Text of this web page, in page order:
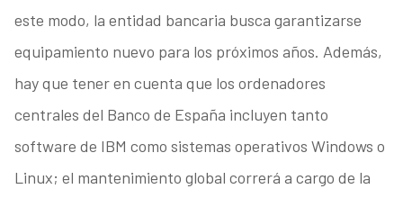
este modo, la entidad bancaria busca garantizarse
equipamiento nuevo para los próximos años. Además,
hay que tener en cuenta que los ordenadores
centrales del Banco de España incluyen tanto
software de IBM como sistemas operativos Windows o
Linux; el mantenimiento global correrá a cargo de la